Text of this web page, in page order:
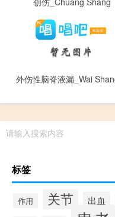
请输入搜索内容
标签
作用 关节 出血